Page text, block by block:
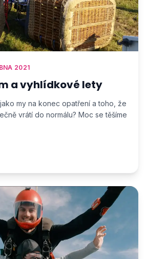
2021
a vyhlídkové lety
my na konec opatření a toho, že
vrátí do normálu? Moc se těšíme